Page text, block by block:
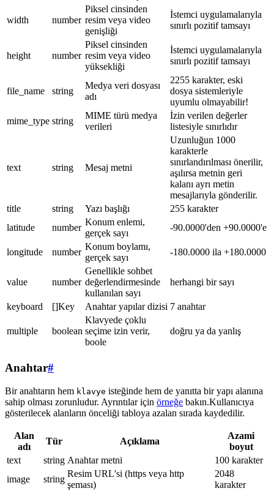
width number
Piksel cinsinden
resim veya video
genişliği
İstemci uygulamalarıyla
sınırlı pozitif tamsayı
height number
Piksel cinsinden
resim veya video
yüksekliği
İstemci uygulamalarıyla
sınırlı pozitif tamsayı
file_name string
Medya veri dosyası
adı
2255 karakter, eski
dosya sistemleriyle
uyumlu olmayabilir!
mime_type string
MIME türü medya
verileri
İzin verilen değerler
listesiyle sınırlıdır
text string Mesaj metni
Uzunluğun 1000
karakterle
sınırlandırılması önerilir,
aşılırsa metnin geri
kalanı ayrı metin
mesajlarıyla gönderilir.
title
string Yazı başlığı
255 karakter
latitude
number
Konum enlemi,
gerçek sayı
-90.0000'den +90.0000'e
longitude number
Konum boylamı,
gerçek sayı
-180.0000 ila +180.0000
value number
Genellikle sohbet
değerlendirmesinde
kullanılan sayı
herhangi bir sayı
keyboard []Key Anahtar yapılar dizisi 7 anahtar
multiple boolean
Klavyede çoklu
seçime izin verir,
boole
doğru ya da yanlış
Anahtar#
Bir anahtarın hem klavye isteğinde hem de yanıtta bir yapı alanına
sahip olması zorunludur. Ayrıntılar için örneğe bakın.Kullanıcıya
gösterilecek alanların önceliği tabloya azalan sırada kaydedilir.
Alan
adı
Tür Açıklama
Azami
boyut
text
string Anahtar metni
100 karakter
image
string
Resim URL'si (https veya http
şeması)
2048
karakter